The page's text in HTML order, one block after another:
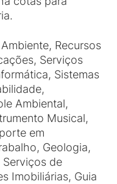
Recursos
Serviços
Sistemas
Ambiental,
Musical,
em
Geologia,
de
Imobiliárias, Guia